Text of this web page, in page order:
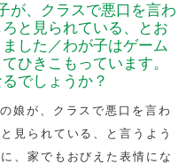
が、クラスで悪口を言わ
と見られている、とお
した／わが子はゲーム
ひきこもっています。
でしょうか？
娘が、クラスで悪口を言わ
見られている、と言うよう
、家でもおびえた表情にな